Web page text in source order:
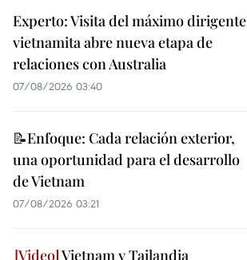
Experto: Visita del máximo dirigente
vietnamita abre nueva etapa de
relaciones con Australia
07/08/2026 03:40
📝Enfoque: Cada relación exterior,
una oportunidad para el desarrollo
de Vietnam
07/08/2026 03:21
Vietnam y Tailandia